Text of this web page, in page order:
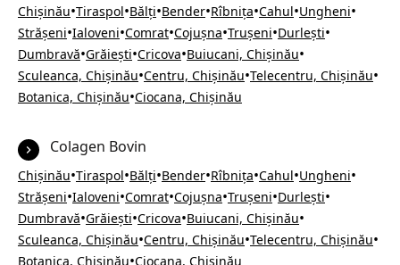
Chișinău•Tiraspol•Bălți•Bender•Rîbnița•Cahul•Ungheni•
Strășeni•Ialoveni•Comrat•Cojușna•Trușeni•Durlești•
Dumbravă•Grăiești•Cricova•Buiucani, Chișinău•
Sculeanca, Chișinău•Centru, Chișinău•Telecentru, Chișinău•
Botanica, Chișinău•Ciocana, Chișinău
Colagen Bovin
Chișinău•Tiraspol•Bălți•Bender•Rîbnița•Cahul•Ungheni•
Strășeni•Ialoveni•Comrat•Cojușna•Trușeni•Durlești•
Dumbravă•Grăiești•Cricova•Buiucani, Chișinău•
Sculeanca, Chișinău•Centru, Chișinău•Telecentru, Chișinău•
Botanica, Chișinău•Ciocana, Chișinău